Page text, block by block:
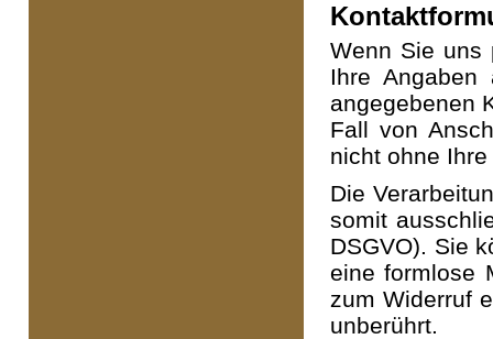
Wenn Sie uns
Ihre
angegebenen
Fall von
nicht ohne
Die
somit
DSGVO). Sie
eine formlose
zum Widerruf
unberührt.